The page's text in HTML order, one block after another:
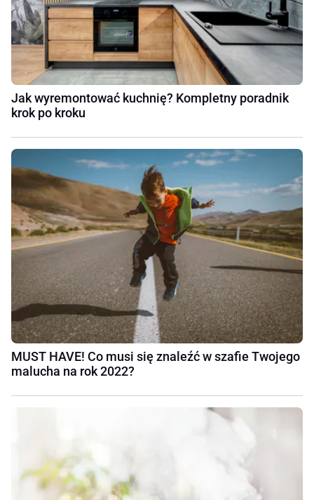
Jak wyremontować kuchnię? Kompletny poradnik
krok po kroku
MUST HAVE! Co musi się znaleźć w szafie Twojego
malucha na rok 2022?